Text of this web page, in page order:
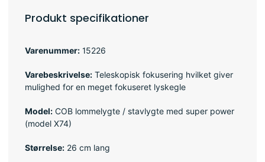
Produkt specifikationer
Varenummer: 15226
Varebeskrivelse: Teleskopisk fokusering hvilket giver
mulighed for en meget fokuseret lyskegle
Model: COB lommelygte / stavlygte med super power
(model X74)
Størrelse: 26 cm lang